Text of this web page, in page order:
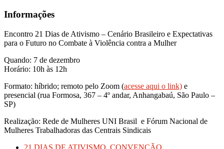
Informações
Encontro 21 Dias de Ativismo – Cenário Brasileiro e Expectativas
para o Futuro no Combate à Violência contra a Mulher
Quando: 7 de dezembro
Horário: 10h às 12h
Formato: híbrido; remoto pelo Zoom (acesse aqui o link) e
presencial (rua Formosa, 367 – 4º andar, Anhangabaú, São Paulo –
SP)
Realização: Rede de Mulheres UNI Brasil e Fórum Nacional de
Mulheres Trabalhadoras das Centrais Sindicais